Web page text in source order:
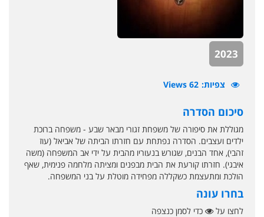
2023
צפיות 62 Views
סיכום הסדרה
מגוללת את סיפורה של משפחת זגורי מבאר שבע - משפחה ברוכת
ילדים ועצבים. הסדרה נפתחת עם חזרתו הביתה של אביאל (עוז
זהבי), אחד הבנים, שגורש בנעוריו מהבית על ידי אב המשפחה (משה
איבגי). חזרתו קורעת את הבית מבפנים ומציתה מלחמה פנימית, שאף
הולכת ומתעצמת כשקללה מפחידה מוטלת על בני המשפחה.
בחרו עונה
לחצו על כדי לסמן כנצפה